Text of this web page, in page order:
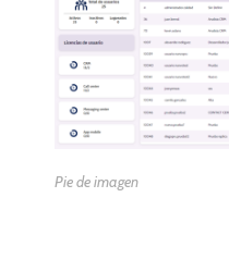
Pie de imagen